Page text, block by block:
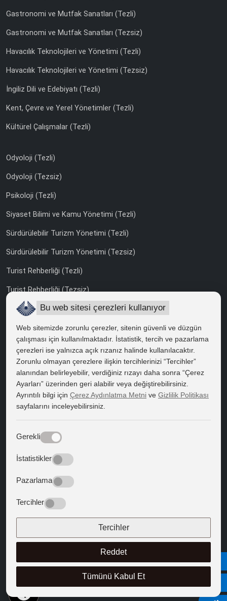
Gastronomi ve Mutfak Sanatları (Tezli)
Gastronomi ve Mutfak Sanatları (Tezsiz)
Havacılık Teknolojileri ve Yönetimi (Tezli)
Havacılık Teknolojileri ve Yönetimi (Tezsiz)
İngiliz Dili ve Edebiyatı (Tezli)
Kent, Çevre ve Yerel Yönetimler (Tezli)
Kültürel Çalışmalar (Tezli)
Odyoloji (Tezli)
Odyoloji (Tezsiz)
Psikoloji (Tezli)
Siyaset Bilimi ve Kamu Yönetimi (Tezli)
Sürdürülebilir Turizm Yönetimi (Tezli)
Sürdürülebilir Turizm Yönetimi (Tezsiz)
Turist Rehberliği (Tezli)
Turist Rehberliği (Tezsiz)
Uluslararası İlişkiler (Tezli)
UZAKTAN YÜKSEK LİSANS
İngiliz Dili ve Edebiyatı
Kent, Çevre ve Yerel Yönetimler
Kültürel Çalışmalar
Turist Rehberliği
DOKTORA PROGRAMLARI
Siyaset Bilimi ve Uluslararası İlişkiler
Türkiyat Araştırmaları
© 2026 Kapadokya Üniversitesi
Bu web sitesi çerezleri kullanıyor
Web sitemizde zorunlu çerezler, sitenin güvenli ve düzgün
çalışması için kullanılmaktadır. İstatistik, tercih ve pazarlama
çerezleri ise yalnızca açık rızanız halinde kullanılacaktır.
Zorunlu olmayan çerezlere ilişkin tercihlerinizi “Tercihler”
alanından belirleyebilir, verdiğiniz rızayı daha sonra “Çerez
Ayarları” üzerinden geri alabilir veya değiştirebilirsiniz.
Ayrıntılı bilgi için Çerez Aydınlatma Metni ve Gizlilik Politikası
sayfalarını inceleyebilirsiniz.
Gerekli
İstatistikler
Pazarlama
Tercihler
Tercihler
Reddet
Tümünü Kabul Et